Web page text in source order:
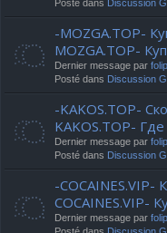
Posté dans Discussion
-MOZGA.TOP-
MOZGA.TOP-
Dernier message par
Posté dans Discussion
-KAKOS.TOP-
KAKOS.TOP-
Dernier message par
Posté dans Discussion
-COCAINES.VIP-
COCAINES.VIP-
Dernier message par